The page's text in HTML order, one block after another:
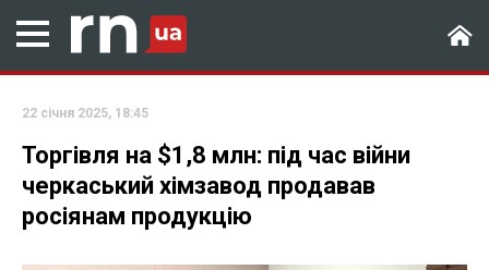
22 січня 2025, 18:45
Торгівля на $1,8 млн: під час війни
черкаський хімзавод продавав
росіянам продукцію